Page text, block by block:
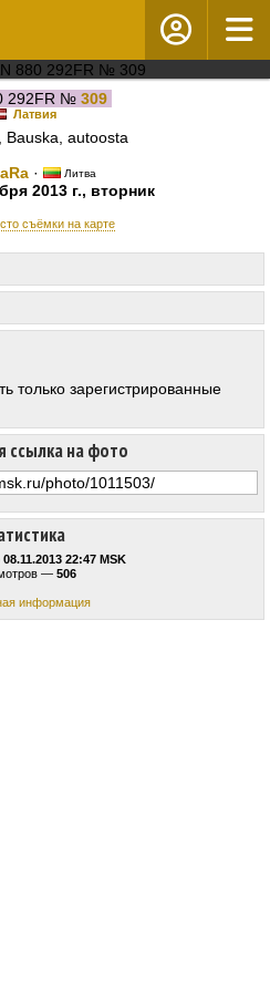
292FR № 309
Латвия
, Bauska, autoosta
aRa· Литва
2013 г., вторник
съёмки на карте
08.11.2013 22:47 MSK
— 506
информация
ссылка на фото
только зарегистрированные